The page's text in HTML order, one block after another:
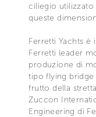
ciliegio utilizzato
queste
Ferretti Yachts è
Ferretti leader
produzione di
tipo flying bridge
frutto della
Zuccon
Engineering di